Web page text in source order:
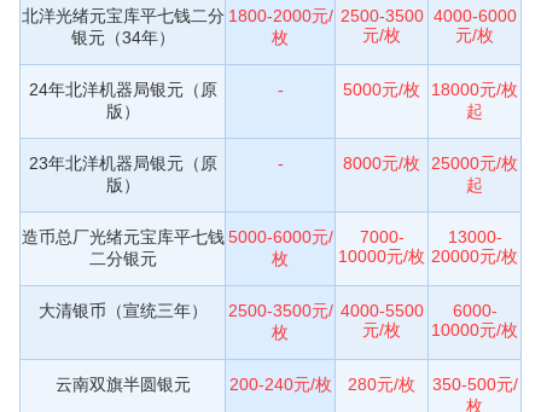
北洋光绪元宝库平七钱二分
银元（34年）
1800-2000元/
枚
2500-3500
元/枚
4000-6000
元/枚
24年北洋机器局银元（原
版）
- 5000元/枚
18000元/枚
起
23年北洋机器局银元（原
版）
- 8000元/枚
25000元/枚
起
造币总厂光绪元宝库平七钱
二分银元
5000-6000元/
枚
7000-
10000元/枚
13000-
20000元/枚
大清银币（宣统三年）
2500-3500元/
枚
4000-5500
元/枚
6000-
10000元/枚
云南双旗半圆银元 200-240元/枚 280元/枚
350-500元/
枚